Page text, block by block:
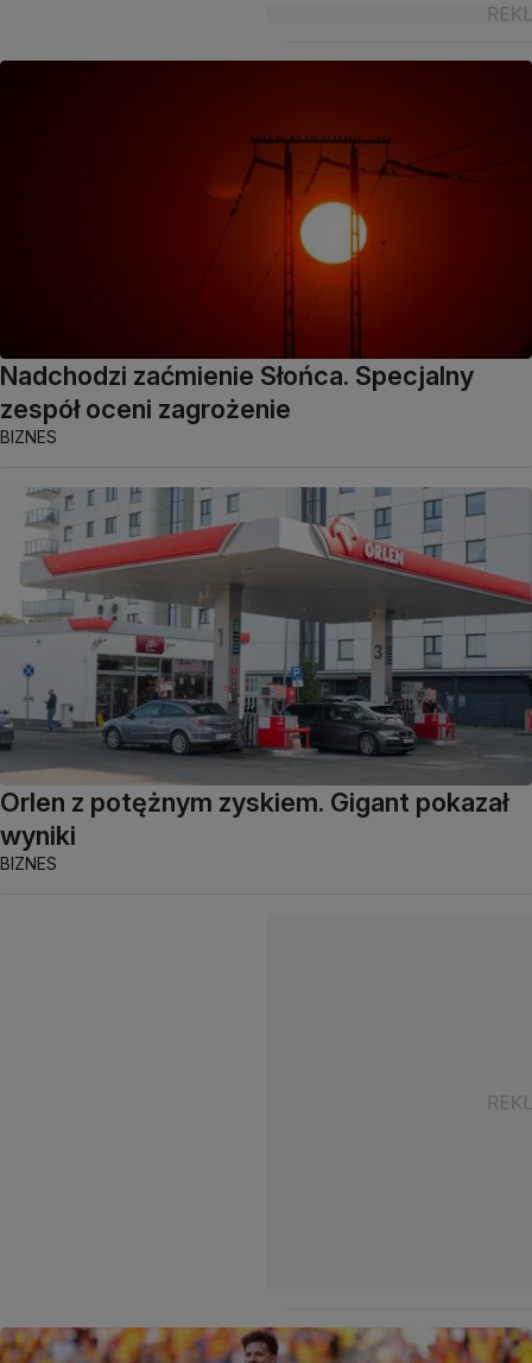
Nadchodzi zaćmienie Słońca. Specjalny
zespół oceni zagrożenie
BIZNES
Orlen z potężnym zyskiem. Gigant pokazał
wyniki
BIZNES